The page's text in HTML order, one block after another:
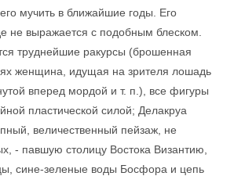
мучить в ближайшие годы. Его
не выражается с подобным блеском.
труднейшие ракурсы (брошенная
женщина, идущая на зрителя лошадь
вперед мордой и т. п.), все фигуры
пластической силой; Делакруа
величественный пейзаж, не
- павшую столицу Востока Византию,
сине-зеленые воды Босфора и цепь